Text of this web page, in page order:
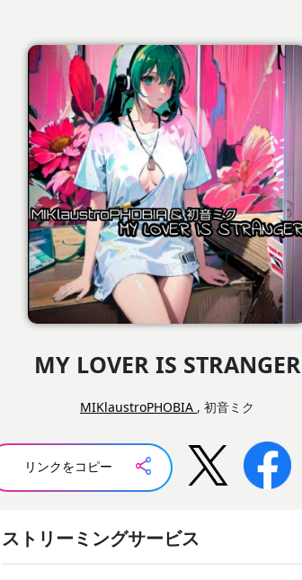
MY LOVER IS STRANGER
MIKlaustroPHOBIA , 初音ミク
リンクをコピー
ストリーミングサービス